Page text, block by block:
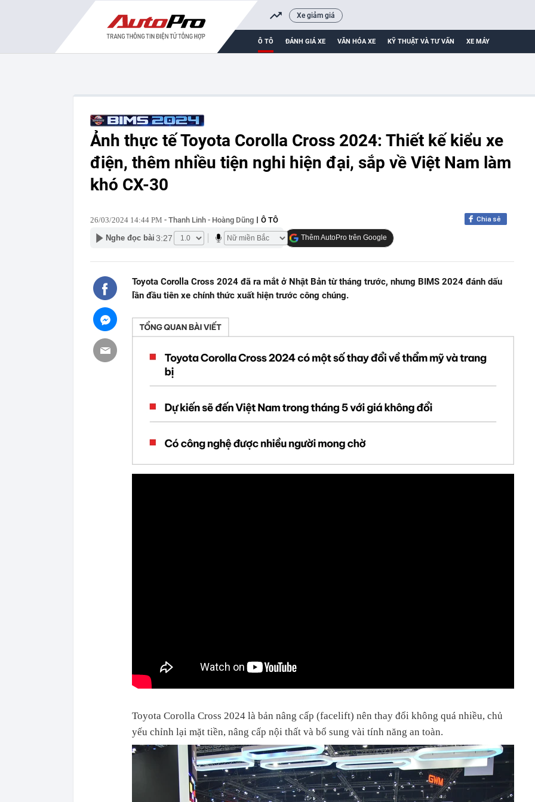
Xe giảm giá
Ô TÔ ĐÁNH GIÁ XE VĂN HÓA XE KỸ THUẬT VÀ TƯ VẤN XE MÁY
Ảnh thực tế Toyota Corolla Cross 2024: Thiết kế kiểu xe
điện, thêm nhiều tiện nghi hiện đại, sắp về Việt Nam làm
khó CX-30
26/03/2024 14:44 PM - Thanh Linh - Hoàng Dũng Ô TÔ Chia sẻ
Thêm AutoPro trên Google
Nghe đọc bài 3:27
Toyota Corolla Cross 2024 đã ra mắt ở Nhật Bản từ tháng trước, nhưng BIMS 2024 đánh dấu
lần đầu tiên xe chính thức xuất hiện trước công chúng.
Toyota Corolla Cross 2024 là bản nâng cấp (facelift) nên thay đổi không quá nhiều, chủ
yếu chỉnh lại mặt tiền, nâng cấp nội thất và bổ sung vài tính năng an toàn.